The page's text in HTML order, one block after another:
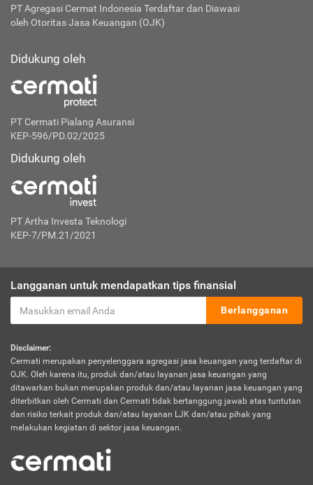
PT Agregasi Cermat Indonesia Terdaftar dan Diawasi
oleh Otoritas Jasa Keuangan (OJK)
Didukung oleh
PT Cermati Pialang Asuransi
KEP-596/PD.02/2025
Didukung oleh
PT Artha Investa Teknologi
KEP-7/PM.21/2021
Langganan untuk mendapatkan tips finansial
Berlangganan
Disclaimer:
Cermati merupakan penyelenggara agregasi jasa keuangan yang terdaftar di
OJK. Oleh karena itu, produk dan/atau layanan jasa keuangan yang
ditawarkan bukan merupakan produk dan/atau layanan jasa keuangan yang
diterbitkan oleh Cermati dan Cermati tidak bertanggung jawab atas tuntutan
dan risiko terkait produk dan/atau layanan LJK dan/atau pihak yang
melakukan kegiatan di sektor jasa keuangan.